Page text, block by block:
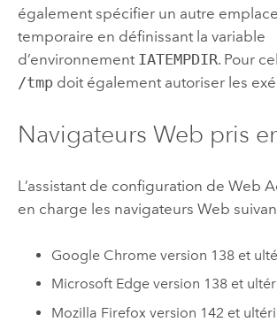
également spécifier un autre
temporaire en définissant la variable
d’environnement IATEMPDIR. Pour
/tmpdoit également autoriser les
Navigateurs Web pris
L’assistant de configuration de Web
en charge les navigateurs Web
Google Chrome version 138 et
Microsoft Edge version 138 et
Mozilla Firefox version 142 et